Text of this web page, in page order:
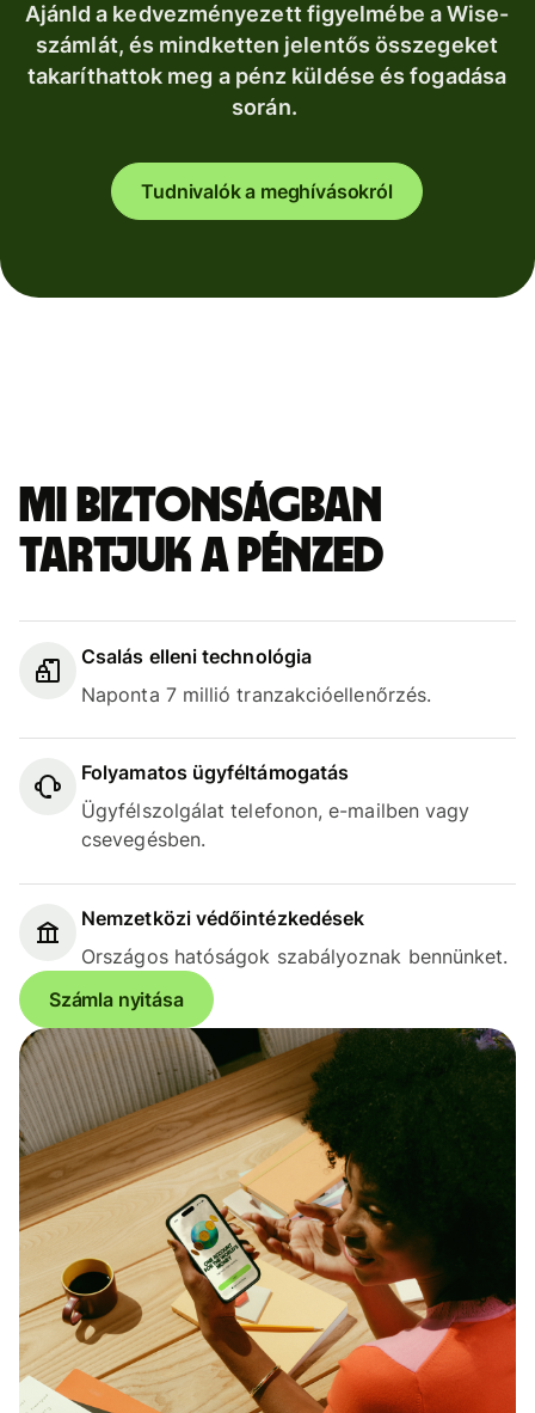
Ajánld a kedvezményezett figyelmébe a Wise-
számlát, és mindketten jelentős összegeket
takaríthattok meg a pénz küldése és fogadása
során.
Tudnivalók a meghívásokról
Mi biztonságban
tartjuk a pénzed
Csalás elleni technológia
Naponta 7 millió tranzakcióellenőrzés.
Folyamatos ügyféltámogatás
Ügyfélszolgálat telefonon, e-mailben vagy
csevegésben.
Nemzetközi védőintézkedések
Országos hatóságok szabályoznak bennünket.
Számla nyitása